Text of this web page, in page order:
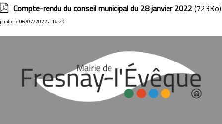
Compte-rendu du conseil municipal du 28 janvier 2022(723Ko)
publié le 06/07/2022 à 14:29